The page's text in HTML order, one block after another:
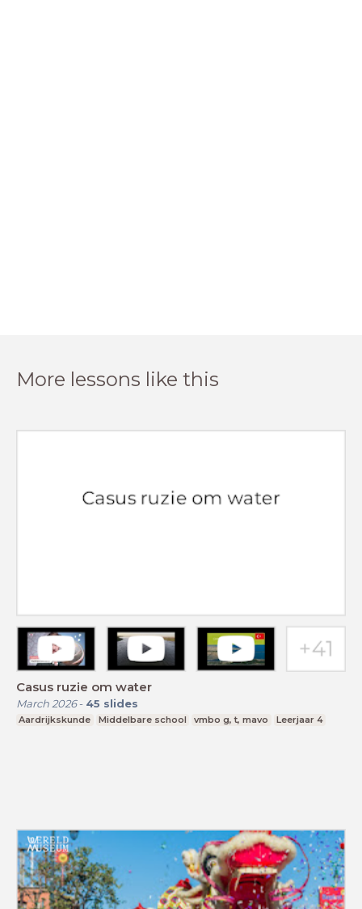
More lessons like this
Casus ruzie om water
March 2026- 45 slides
Aardrijkskunde Middelbare school vmbo g, t, mavo Leerjaar 4